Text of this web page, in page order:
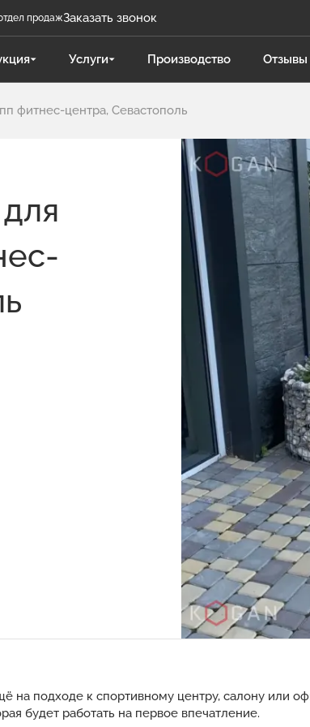
продажЗаказать звонок
Задать вопрос
ПС Поликарпова
Отдел продаж
ЧД Чукова Дарья
Отдел продаж
Услуги Производство Отзывы
фитнес-центра, Севастополь
на подходе к спортивному центру, салону или
будет работать на первое впечатление.